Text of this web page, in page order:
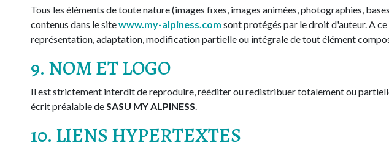
Tous les éléments de toute nature (images fixes, images animées, photographies,
contenus dans le sitewww.my-alpiness.com sont protégés par le droit d'auteur. A
représentation, adaptation, modification partielle ou intégrale de tout élément
9. NOM ET LOGO
Il est strictement interdit de reproduire, rééditer ou redistribuer totalement ou
écrit préalable de SASU MY ALPINESS
10. LIENS HYPERTEXTES